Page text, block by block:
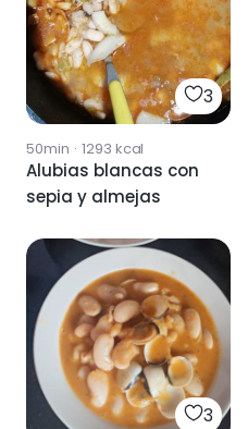
3
50min · 1293 kcal
Alubias blancas con
sepia y almejas
3